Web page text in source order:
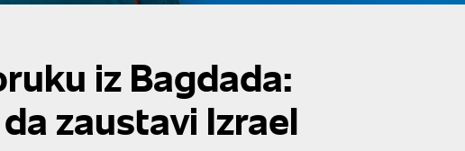
iz Bagdada:
zaustavi Izrael